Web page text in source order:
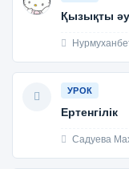
Қызықты
УРОК
Ертенгілік
Садуева